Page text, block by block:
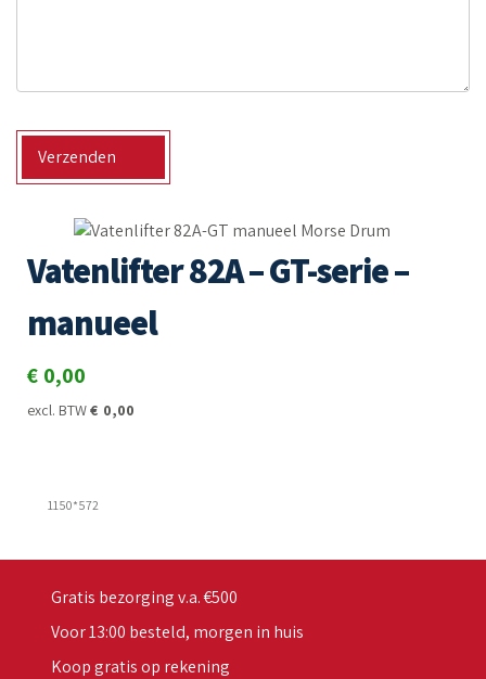
Verzenden
Vatenlifter 82A – GT-serie –
manueel
€ 0,00
excl. BTW€ 0,00
1150*572
Gratis bezorging v.a. €500
Voor 13:00 besteld, morgen in huis
Koop gratis op rekening